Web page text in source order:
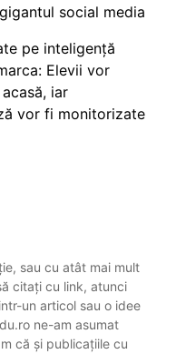
social media
pe inteligență
Elevii vor
iar
vor fi monitorizate
sau cu atât mai mult
citați cu link, atunci
un articol sau o idee
ne-am asumat
că și publicațiile cu